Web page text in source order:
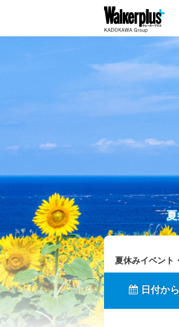
夏休みイベント
日付か